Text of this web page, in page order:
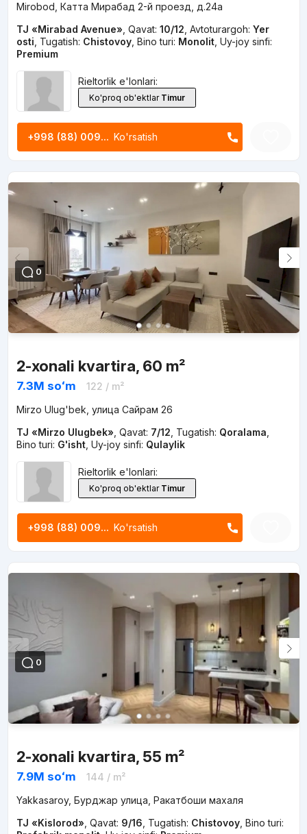
Mirobod, Катта Мирабад 2-й проезд, д.24a
TJ «Mirabad Avenue» Qavat: 10/12 Avtoturargoh: Yer
osti Tugatish: Chistovoy, Bino turi: Monolit, Uy-joy sinfi:
Premium
Rieltorlik e'lonlari:
Ko'proq ob'ektlar Timur
+998 (88) 009... Ko'rsatish
0
2-xonali kvartira, 60 m²
7.3M soʻm 122 / m²
Mirzo Ulug'bek, улица Сайрам 26
TJ «Mirzo Ulugbek» Qavat: 7/12 Tugatish: Qoralama
Bino turi: G'isht, Uy-joy sinfi: Qulaylik
Rieltorlik e'lonlari:
Ko'proq ob'ektlar Timur
+998 (88) 009... Ko'rsatish
0
2-xonali kvartira, 55 m²
7.9M soʻm 144 / m²
Yakkasaroy, Бурджар улица, Ракатбоши махаля
TJ «Kislorod» Qavat: 9/16 Tugatish: Chistovoy, Bino turi: